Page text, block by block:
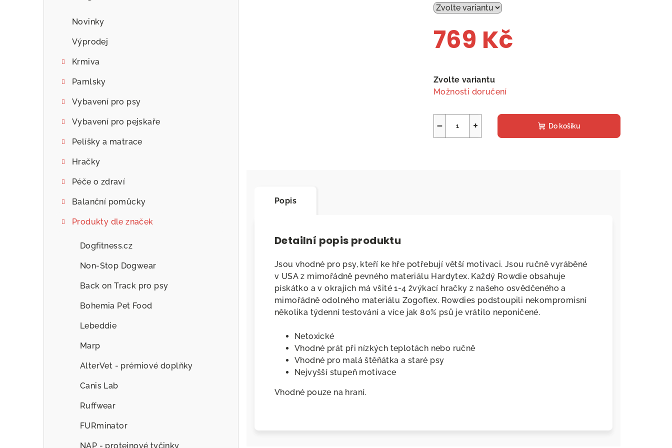
Novinky
Výprodej
Krmiva
Pamlsky
Vybavení pro psy
Vybavení pro pejskaře
Pelíšky a matrace
Hračky
Péče o zdraví
Balanční pomůcky
Produkty dle značek
Dogfitness.cz
Non-Stop Dogwear
Back on Track pro psy
Bohemia Pet Food
Lebeddie
Marp
AlterVet - prémiové doplňky
Canis Lab
Ruffwear
FURminator
NAP - proteinové tyčinky
769 Kč
cena:
Zvolte variantu
Možnosti doručení
+
− Do košíku
Popis
Detailní popis produktu
Jsou vhodné pro psy, kteří ke hře potřebují větší motivaci. Jsou ručně vyráběné
v USA z mimořádně pevného materiálu Hardytex. Každý Rowdie obsahuje
pískátko a v okrajích má všité 1-4 žvýkací hračky z našeho osvědčeného a
mimořádně odolného materiálu Zogoflex. Rowdies podstoupili nekompromisní
několika týdenní testování a více jak 80% psů je vrátilo neponičené.
Netoxické
Vhodné prát při nízkých teplotách nebo ručně
Vhodné pro malá štěňátka a staré psy
Nejvyšší stupeň motivace
Vhodné pouze na hraní.